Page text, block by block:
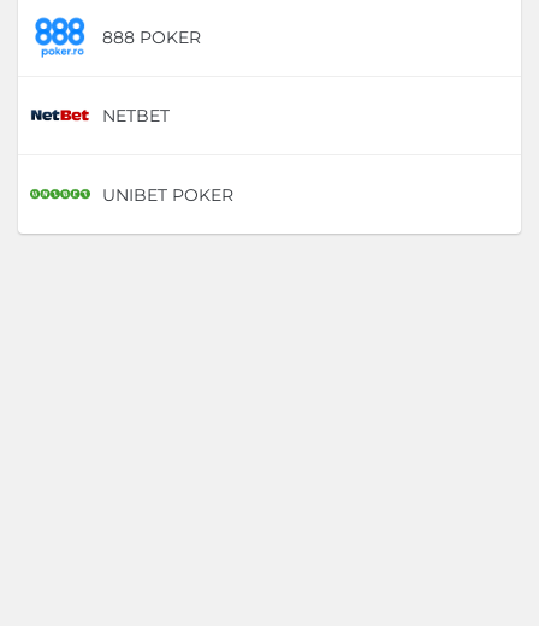
888 POKER
NETBET
UNIBET POKER